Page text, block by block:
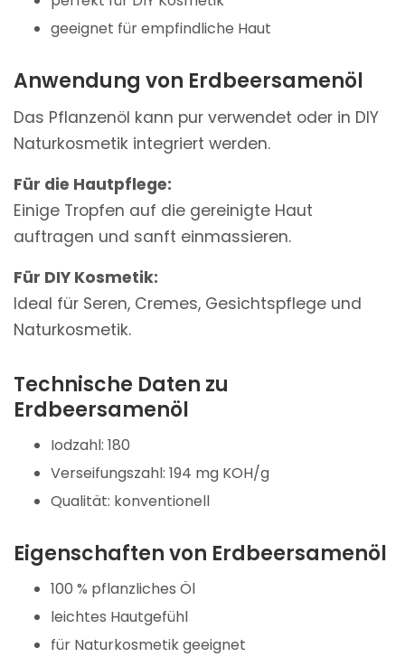
geeignet für empfindliche Haut
Anwendung von Erdbeersamenöl
Das Pflanzenöl kann pur verwendet oder in DIY
Naturkosmetik integriert werden.
Für die Hautpflege:
Einige Tropfen auf die gereinigte Haut
auftragen und sanft einmassieren.
Für DIY Kosmetik:
Ideal für Seren, Cremes, Gesichtspflege und
Naturkosmetik.
Technische Daten zu
Erdbeersamenöl
Iodzahl: 180
Verseifungszahl: 194 mg KOH/g
Qualität: konventionell
Eigenschaften von Erdbeersamenöl
100 % pflanzliches Öl
leichtes Hautgefühl
für Naturkosmetik geeignet